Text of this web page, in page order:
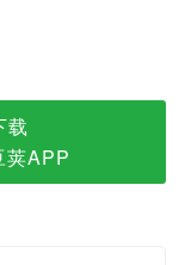
载
荚APP